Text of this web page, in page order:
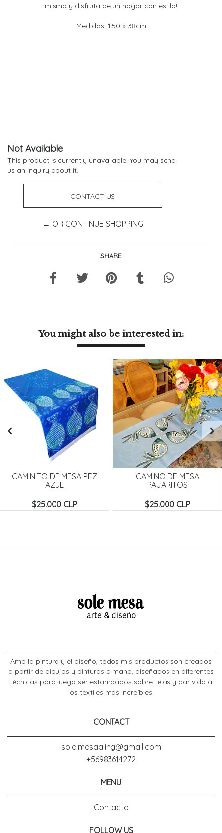
mismo y disfruta de un hogar con estilo!
Medidas: 1.50 x 38cm
Not Available
This product is currently unavailable. You may send
us an inquiry about it.
CONTACT US
← OR CONTINUE SHOPPING
SHARE
You might also be interested in:
CAMINITO DE MESA PEZ
AZUL
$25.000 CLP
CAMINO DE MESA
PAJARITOS
$25.000 CLP
Amo la pintura y el diseño, todos mis productos son creados
a partir de dibujos y pinturas a mano, diseñados en diferentes
técnicas para luego ser estampados sobre telas y dar vida a
los textiles mas increíbles.
CONTACT
sole.mesaaling@gmail.com
+56983614272
MENU
Contacto
FOLLOW US